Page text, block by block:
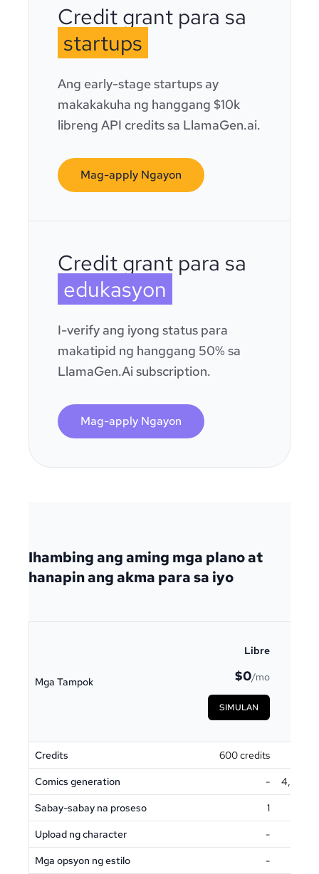
Credit grant para sa
startups
Ang early-stage startups ay
makakakuha ng hanggang $10k
libreng API credits sa LlamaGen.ai.
Mag-apply Ngayon
Credit grant para sa
edukasyon
I-verify ang iyong status para
makatipid ng hanggang 50% sa
LlamaGen.Ai subscription.
Mag-apply Ngayon
Ihambing ang aming mga plano at
hanapin ang akma para sa iyo
Mga Tampok
Libre
$0/mo
SIMULAN
Credits 600 credits
Comics generation - 4,500
Sabay-sabay na proseso 1
Upload ng character -
Mga opsyon ng estilo -